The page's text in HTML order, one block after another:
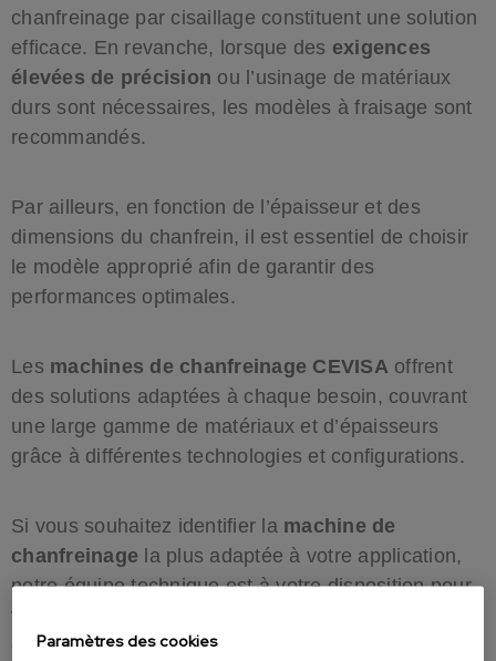
chanfreinage par cisaillage constituent une solution
efficace. En revanche, lorsque des exigences
élevées de précision ou l’usinage de matériaux
durs sont nécessaires, les modèles à fraisage sont
recommandés.
Par ailleurs, en fonction de l’épaisseur et des
dimensions du chanfrein, il est essentiel de choisir
le modèle approprié afin de garantir des
performances optimales.
Les machines de chanfreinage CEVISA offrent
des solutions adaptées à chaque besoin, couvrant
une large gamme de matériaux et d’épaisseurs
grâce à différentes technologies et configurations.
Si vous souhaitez identifier la machine de
chanfreinage la plus adaptée à votre application,
notre équipe technique est à votre disposition pour
vous conseiller et vous proposer la solution la plus
efficace et rentable.
Paramètres des cookies